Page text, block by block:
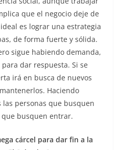
que el negocio deje de
es lograr una estrategia
de forma fuerte y sólida.
sigue habiendo demanda,
dar respuesta. Si se
irá en busca de nuevos
Haciendo
las personas que busquen
busquen entrar.
cárcel para dar fin a la